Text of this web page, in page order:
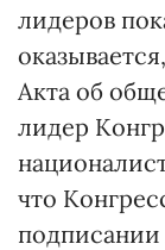
лидеров
Акта об
лидер
что